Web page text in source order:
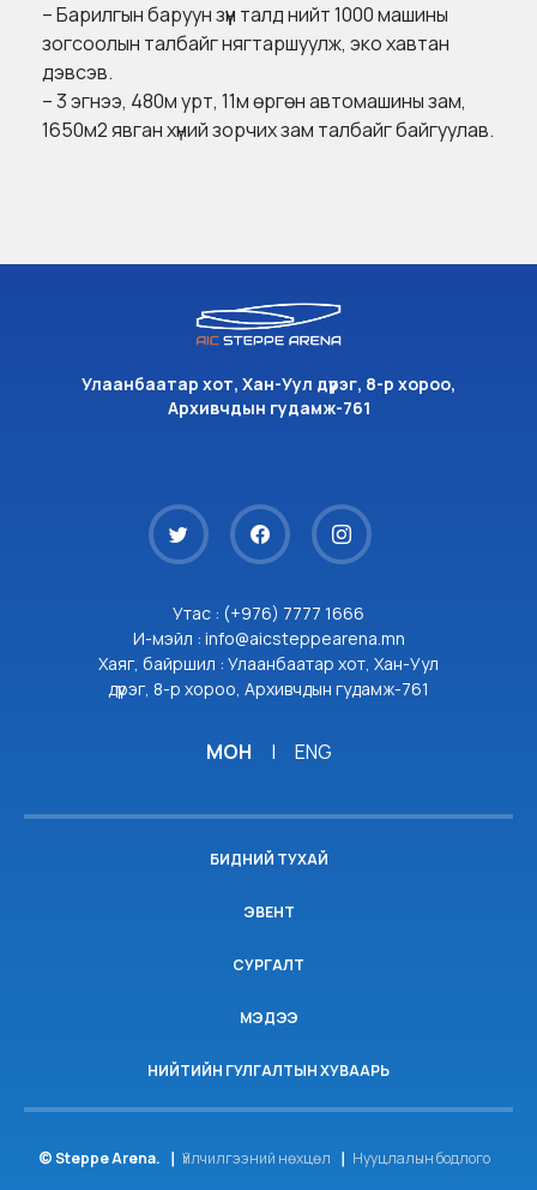
– Барилгын баруун зүүн талд нийт 1000 машины
зогсоолын талбайг нягтаршуулж, эко хавтан
дэвсэв.
– 3 эгнээ, 480м урт, 11м өргөн автомашины зам,
1650м2 явган хүний зорчих зам талбайг байгуулав.
Улаанбаатар хот, Хан-Уул дүүрэг, 8-р хороо,
Архивчдын гудамж-761
Утас : (+976) 7777 1666
И-мэйл : info@aicsteppearena.mn
Хаяг, байршил : Улаанбаатар хот, Хан-Уул
дүүрэг, 8-р хороо, Архивчдын гудамж-761
МОН | ENG
БИДНИЙ ТУХАЙ
ЭВЕНТ
СУРГАЛТ
МЭДЭЭ
НИЙТИЙН ГУЛГАЛТЫН ХУВААРЬ
© Steppe Arena. Үйлчилгээний нөхцөл Нууцлалын бодлого